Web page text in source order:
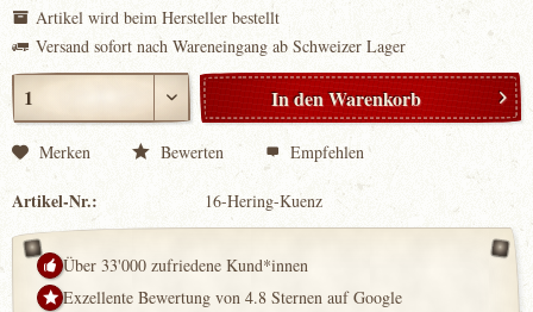
Artikel wird beim Hersteller bestellt
Versand sofort nach Wareneingang ab Schweizer Lager
In denWarenkorb
Merken Bewerten Empfehlen
Artikel-Nr.: 16-Hering-Kuenz
Über 33'000 zufriedene Kund*innen
Exzellente Bewertung von 4.8 Sternen auf Google